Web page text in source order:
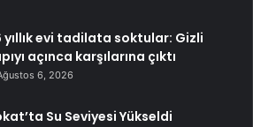
yıllık evi tadilata soktular: Gizli
açınca karşılarına çıktı
6, 2026
Su Seviyesi Yükseldi